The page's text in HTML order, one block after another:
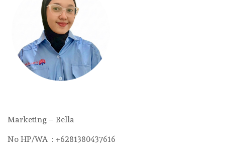
Marketing – Bella
No HP/WA : +6281380437616